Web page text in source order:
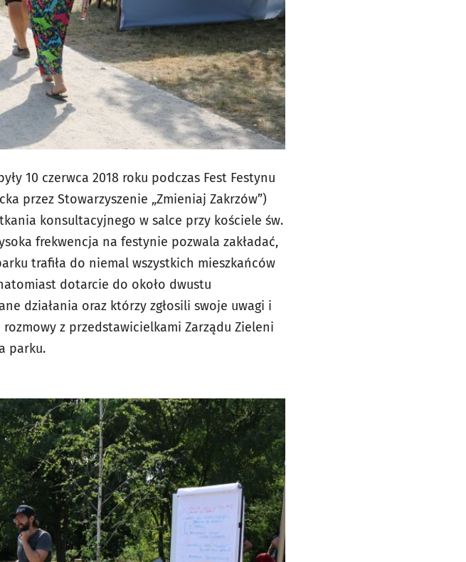
10 czerwca 2018 roku podczas Fest Festynu
przez Stowarzyszenie „Zmieniaj Zakrzów”)
konsultacyjnego w salce przy kościele św.
frekwencja na festynie pozwala zakładać,
trafiła do niemal wszystkich mieszkańców
dotarcie do około dwustu
działania oraz którzy zgłosili swoje uwagi i
z przedstawicielkami Zarządu Zieleni
parku.